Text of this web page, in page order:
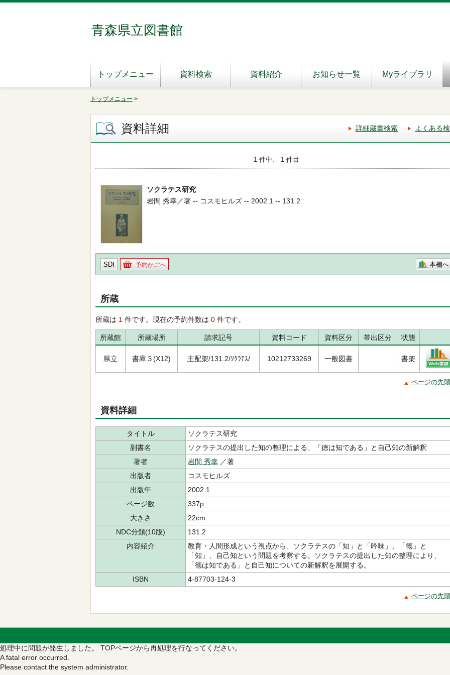
青森県立図書館
トップメニュー 資料検索 資料紹介 お知らせ一覧 Myライブラリ
トップメニュー >
資料詳細 詳細蔵書検索 よくある
1 件中、 1 件目
ソクラテス研究
岩間 秀幸／著 -- コスモヒルズ -- 2002.1 -- 131.2
SDI 予約かごへ 本棚へ
所蔵
所蔵は 1 件です。現在の予約件数は 0 件です。
所蔵館 所蔵場所 請求記号 資料コード 資料区分 帯出区分 状態
県立 書庫３(X12) 主配架/131.2/ｿｸﾗﾃｽ/ 10212733269 一般図書 書架
ページの先
資料詳細
タイトル
ソクラテス研究
副書名
ソクラテスの提出した知の整理による、「徳は知である」と自己知の新解釈
著者
岩間 秀幸 ／著
出版者
コスモヒルズ
出版年
2002.1
ページ数
337p
大きさ
22cm
NDC分類(10版)
131.2
内容紹介
教育・人間形成という視点から、ソクラテスの「知」と「吟味」、「徳」と
「知」、自己知という問題を考察する。ソクラテスの提出した知の整理により、
「徳は知である」と自己知についての新解釈を展開する。
ISBN
4-87703-124-3
ページの先
処理中に問題が発生しました。 TOPページから再処理を行なってください。
A fatal error occurred.
Please contact the system administrator.